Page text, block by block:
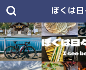
ぼくは